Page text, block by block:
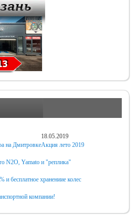
на Дмитровке
18.05.2019
Акция лето 2019
N2O, Yamato и "реплика"
бесплатное хранениие колес
компании!